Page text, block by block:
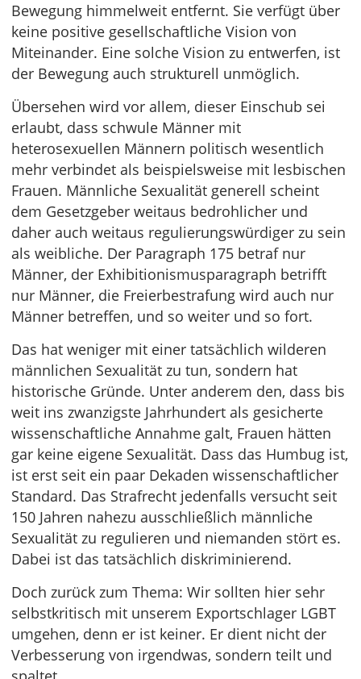
Bewegung himmelweit entfernt. Sie verfügt über
keine positive gesellschaftliche Vision von
Miteinander. Eine solche Vision zu entwerfen, ist
der Bewegung auch strukturell unmöglich.
Übersehen wird vor allem, dieser Einschub sei
erlaubt, dass schwule Männer mit
heterosexuellen Männern politisch wesentlich
mehr verbindet als beispielsweise mit lesbischen
Frauen. Männliche Sexualität generell scheint
dem Gesetzgeber weitaus bedrohlicher und
daher auch weitaus regulierungswürdiger zu sein
als weibliche. Der Paragraph 175 betraf nur
Männer, der Exhibitionismusparagraph betrifft
nur Männer, die Freierbestrafung wird auch nur
Männer betreffen, und so weiter und so fort.
Das hat weniger mit einer tatsächlich wilderen
männlichen Sexualität zu tun, sondern hat
historische Gründe. Unter anderem den, dass bis
weit ins zwanzigste Jahrhundert als gesicherte
wissenschaftliche Annahme galt, Frauen hätten
gar keine eigene Sexualität. Dass das Humbug ist,
ist erst seit ein paar Dekaden wissenschaftlicher
Standard. Das Strafrecht jedenfalls versucht seit
150 Jahren nahezu ausschließlich männliche
Sexualität zu regulieren und niemanden stört es.
Dabei ist das tatsächlich diskriminierend.
Doch zurück zum Thema: Wir sollten hier sehr
selbstkritisch mit unserem Exportschlager LGBT
umgehen, denn er ist keiner. Er dient nicht der
Verbesserung von irgendwas, sondern teilt und